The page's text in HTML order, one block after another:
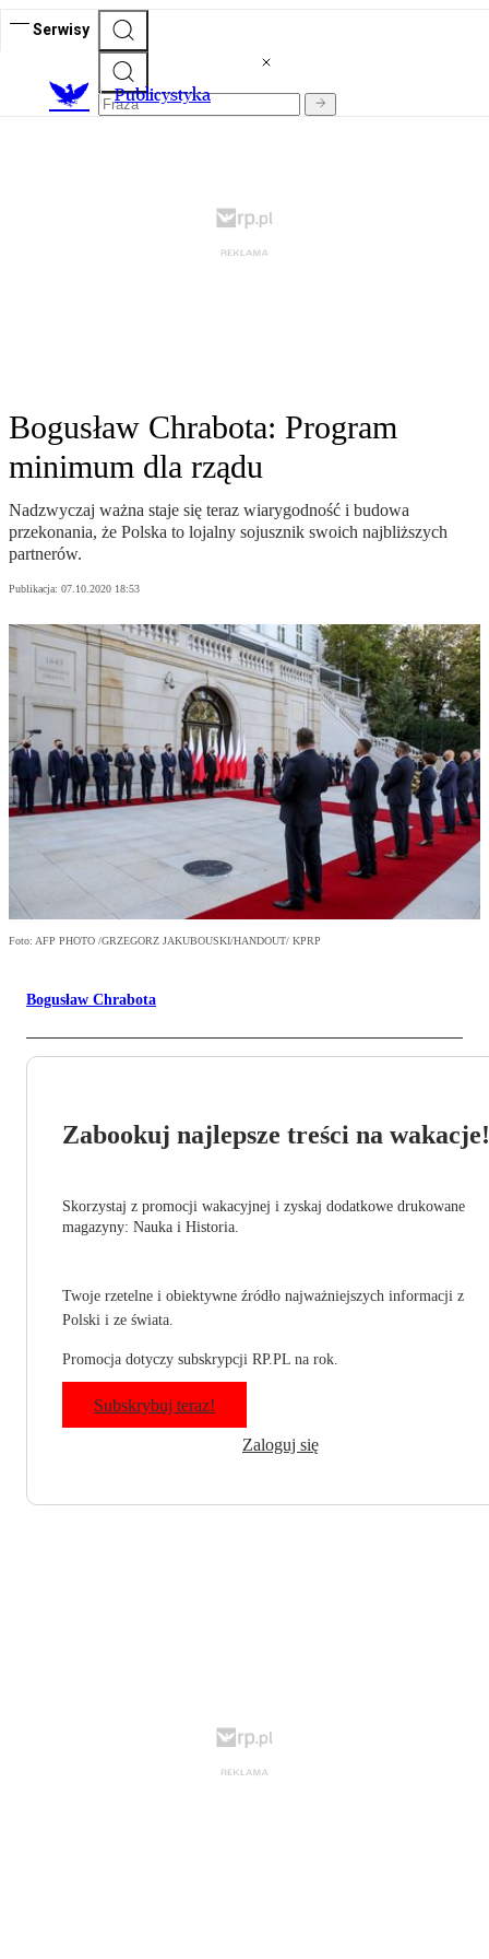
Serwisy
Publicystyka
Bogusław Chrabota: Program
minimum dla rządu
Nadzwyczaj ważna staje się teraz wiarygodność i budowa
przekonania, że Polska to lojalny sojusznik swoich najbliższych
partnerów.
Publikacja: 07.10.2020 18:53
Foto: AFP PHOTO /GRZEGORZ JAKUBOUSKI/HANDOUT/ KPRP
Bogusław Chrabota
Zabookuj najlepsze treści na wakacje!
Skorzystaj z promocji wakacyjnej i zyskaj dodatkowe drukowane
magazyny: Nauka i Historia.
Twoje rzetelne i obiektywne źródło najważniejszych informacji z
Polski i ze świata.
Promocja dotyczy subskrypcji RP.PL na rok.
Subskrybuj teraz!
Zaloguj się